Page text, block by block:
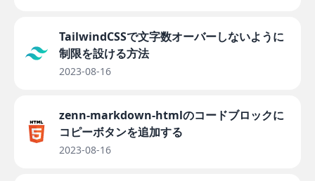
TailwindCSSで文字数オーバーしないように
制限を設ける方法
2023-08-16
zenn-markdown-htmlのコードブロックに
コピーボタンを追加する
2023-08-16